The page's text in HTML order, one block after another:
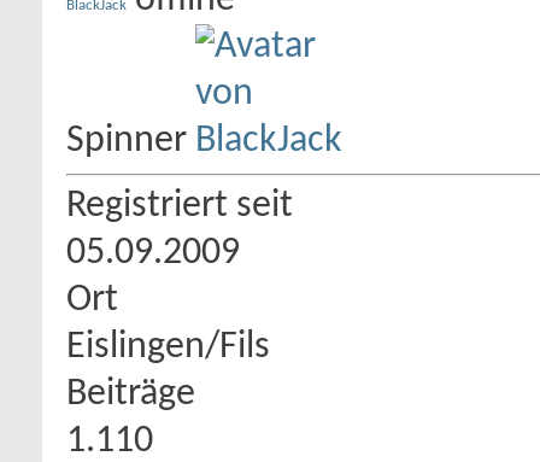
BlackJack
Spinner
Registriert seit
05.09.2009
Ort
Eislingen/Fils
Beiträge
1.110